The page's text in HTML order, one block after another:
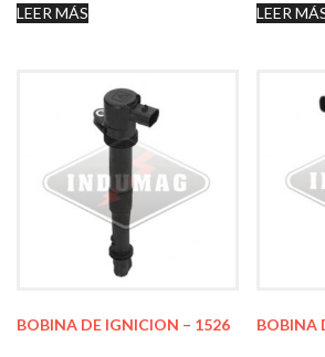
LEER MÁS LEER
BOBINA DE IGNICION – 1526 BOBINA